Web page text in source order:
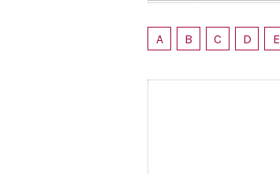
A B C D E